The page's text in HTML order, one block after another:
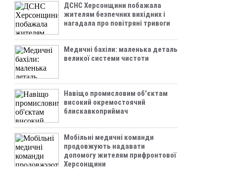
ДСНС Херсонщини побажала
жителям безпечних вихідних і
нагадала про повітряні тривоги
Медичні бахіли: маленька деталь
великої системи чистоти
Навіщо промисловим об'єктам
високий окремостоячий
блискавкоприймач
Мобільні медичні команди
продовжують надавати
допомогу жителям прифронтової
Херсонщини